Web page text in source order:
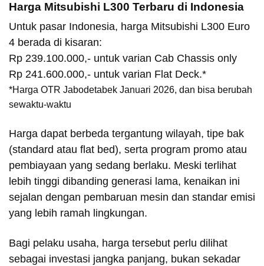
Harga Mitsubishi L300 Terbaru di Indonesia
Untuk pasar Indonesia, harga Mitsubishi L300 Euro
4 berada di kisaran:
Rp 239.100.000,- untuk varian Cab Chassis only
Rp 241.600.000,- untuk varian Flat Deck.*
*Harga OTR Jabodetabek Januari 2026, dan bisa berubah
sewaktu-waktu
Harga dapat berbeda tergantung wilayah, tipe bak
(standard atau flat bed), serta program promo atau
pembiayaan yang sedang berlaku. Meski terlihat
lebih tinggi dibanding generasi lama, kenaikan ini
sejalan dengan pembaruan mesin dan standar emisi
yang lebih ramah lingkungan.
Bagi pelaku usaha, harga tersebut perlu dilihat
sebagai investasi jangka panjang, bukan sekadar